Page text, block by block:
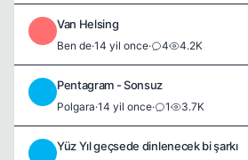
Van Helsing
Ben de·14 yil once· 4 4.2K
Pentagram - Sonsuz
Polgara·14 yil once· 1 3.7K
Yüz Yıl geçsede dinlenecek bi şarkı